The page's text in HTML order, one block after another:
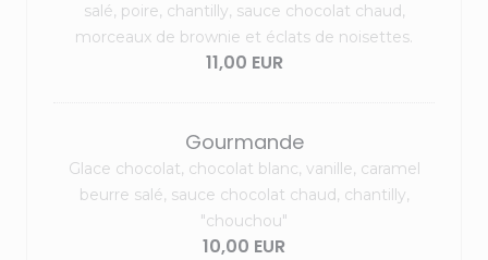
salé, poire, chantilly, sauce chocolat chaud,
morceaux de brownie et éclats de noisettes.
11,00 EUR
Gourmande
Glace chocolat, chocolat blanc, vanille, caramel
beurre salé, sauce chocolat chaud, chantilly,
"chouchou"
10,00 EUR